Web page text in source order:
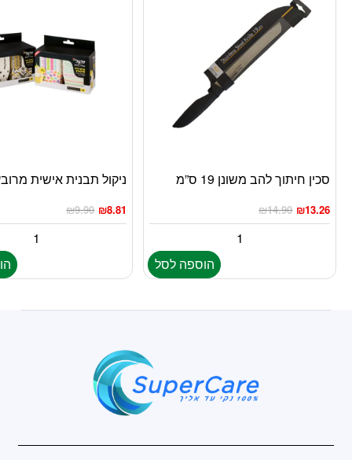
סכין חיתוך להב משונן 19 ס”מ
₪14.90 ₪13.26
הוספה לסל
ניקול תבנית אישית מרובעת
₪9.90 ₪8.81